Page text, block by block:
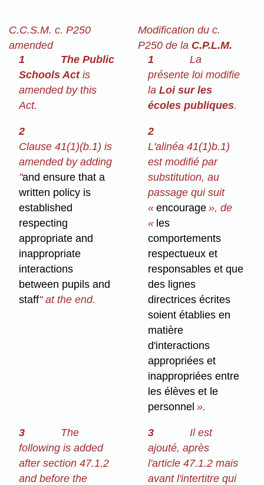
C.C.S.M. c. P250
amended
1
The Public
Schools Actis
amended by this
Act.
Modification du c.
P250 de la C.P.L.M.
1
La
présente loi modifie
laLoi sur les
écoles publiques.
2
Clause 41(1)⁠(b.1) is
amended by adding
"and ensure that a
written policy is
established
respecting
appropriate and
inappropriate
interactions
between pupils and
staff" at the end.
2
L'alinéa 41(1)b.1)
est modifié par
substitution, au
passage qui suit
«encourage », de
« les
comportements
respectueux et
responsables et que
des lignes
directrices écrites
soient établies en
matière
d'interactions
appropriées et
inappropriées entre
les élèves et le
personnel ».
3
The
following is added
after section 47.1.2
and before the
3
Il est
ajouté, après
l'article 47.1.2 mais
avant l'intertitre qui